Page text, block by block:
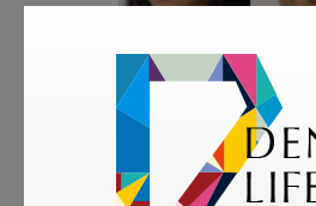
岩本 優子 / 野村 良太